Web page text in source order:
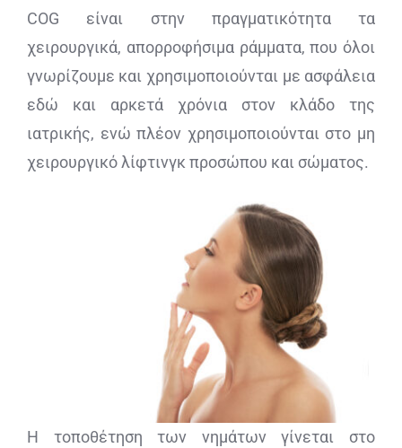
COG είναι στην πραγματικότητα τα
χειρουργικά, απορροφήσιμα ράμματα, που όλοι
γνωρίζουμε και χρησιμοποιούνται με ασφάλεια
εδώ και αρκετά χρόνια στον κλάδο της
ιατρικής, ενώ πλέον χρησιμοποιούνται στο μη
χειρουργικό λίφτινγκ προσώπου και σώματος.
Η τοποθέτηση των νημάτων γίνεται στο